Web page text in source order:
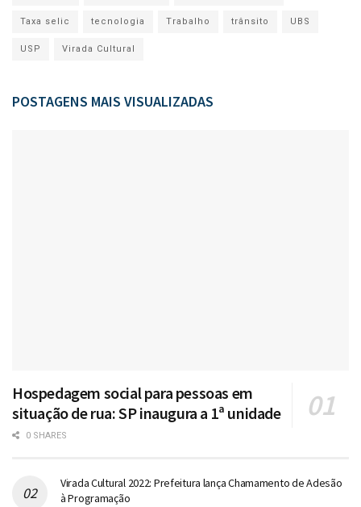
Taxa selic tecnologia Trabalho trânsito UBS
USP Virada Cultural
POSTAGENS MAIS VISUALIZADAS
Hospedagem social para pessoas em
situação de rua: SP inaugura a 1ª unidade
0 SHARES
Virada Cultural 2022: Prefeitura lança Chamamento de Adesão
à Programação